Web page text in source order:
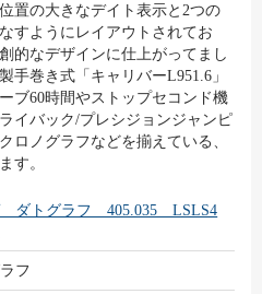
置の大きなデイト表示と2つの
すようにレイアウトされてお
的なデザインに仕上がってまし
手巻き式「キャリバーL951.6」
ブ60時間やストップセコンド機
イバック/プレシジョンジャンピ
ロノグラフなどを揃えている、
す。
ダトグラフ 405.035 LSLS4
フ